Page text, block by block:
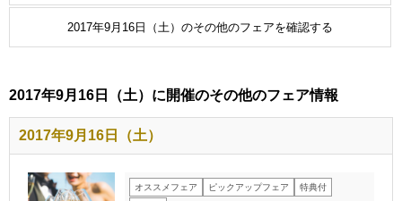
2017年9月16日（土）のその他のフェアを確認する
2017年9月16日（土）に開催のその他のフェア情報
2017年9月16日（土）
オススメフェア ピックアップフェア
特典付